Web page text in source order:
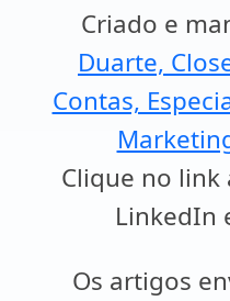
Criado e
Duarte,
Contas,
Clique no link
LinkedIn
Os artigos